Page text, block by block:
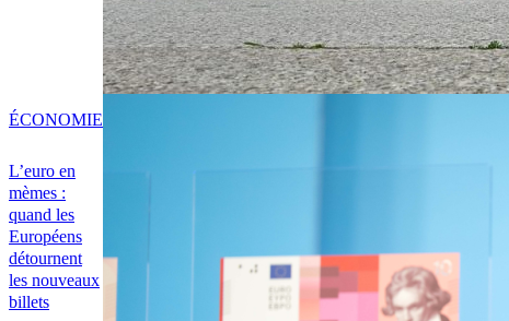
L’euro en
mèmes :
quand les
Européens
détournent
les nouveaux
billets
ÉCONOMIE